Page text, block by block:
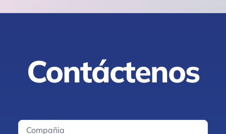
Contáctenos